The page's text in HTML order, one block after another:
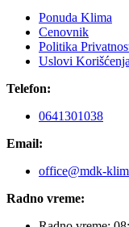
Ponuda Klima
Cenovnik
Politika
Uslovi Korišćenja
Telefon:
0641301038
Email:
office@mdk-
Radno vreme: